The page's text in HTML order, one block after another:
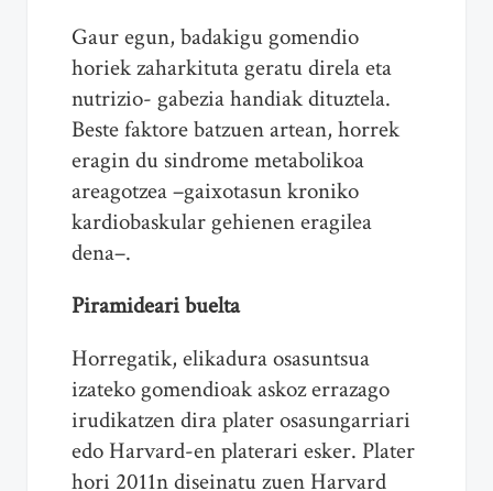
Gaur egun, badakigu gomendio
horiek zaharkituta geratu direla eta
nutrizio- gabezia handiak dituztela.
Beste faktore batzuen artean, horrek
eragin du sindrome metabolikoa
areagotzea –gaixotasun kroniko
kardiobaskular gehienen eragilea
dena–.
Piramideari buelta
Horregatik, elikadura osasuntsua
izateko gomendioak askoz errazago
irudikatzen dira plater osasungarriari
edo Harvard-en platerari esker. Plater
hori 2011n diseinatu zuen Harvard